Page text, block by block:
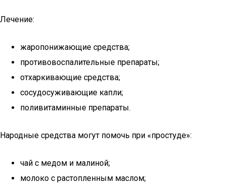
Лечение:
жаропонижающие средства;
противовоспалительные препараты;
отхаркивающие средства;
сосудосуживающие капли;
поливитаминные препараты.
Народные средства могут помочь при «простуде»:
чай с медом и малиной;
молоко с растопленным маслом;